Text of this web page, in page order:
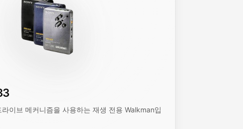
이브 메커니즘을 사용하는 재생 전용 Walkman입